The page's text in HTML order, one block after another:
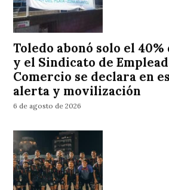
Toledo abonó solo el
y el Sindicato de
Comercio se declara en
alerta y movilización
6 de agosto de 2026